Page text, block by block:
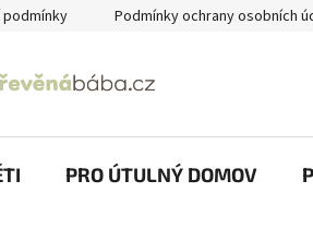
Podmínky ochrany osobních
PRO ÚTULNÝ DOMOV